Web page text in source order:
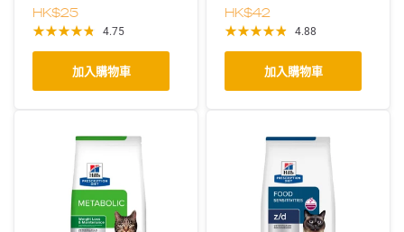
蔬菜味) 2.9安士
HK$25
4.75
加入購物車
HK$42
4.88
加入購物車